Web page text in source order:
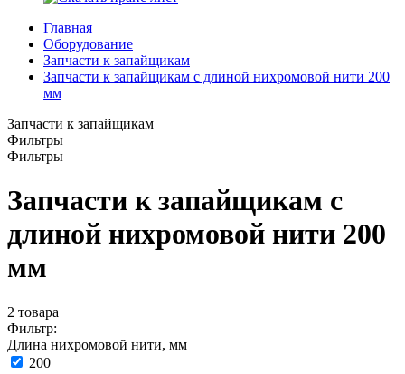
Главная
Оборудование
Запчасти к запайщикам
Запчасти к запайщикам с длиной нихромовой нити 200
мм
Запчасти к запайщикам
Фильтры
Фильтры
Запчасти к запайщикам с
длиной нихромовой нити 200
мм
2 товара
Фильтр:
Длина нихромовой нити, мм
200